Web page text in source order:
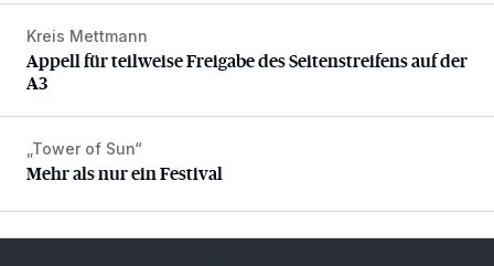
Appell für teilweise Freigabe des Seitenstreifens auf der A3
Kreis Mettmann
Appell für teilweise Freigabe des Seitenstreifens auf der
A3
Mehr als nur ein Festival
„Tower of Sun“
Mehr als nur ein Festival